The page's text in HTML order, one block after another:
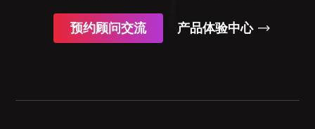
预约顾问交流 产品体验中心